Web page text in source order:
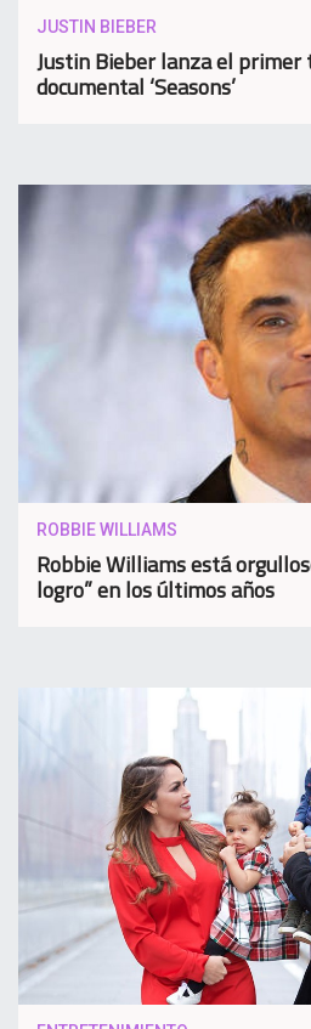
JUSTIN BIEBER
Justin Bieber lanza el primer
documental ‘Seasons’
ROBBIE WILLIAMS
Robbie Williams está
logro” en los últimos años